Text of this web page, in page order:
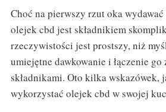
Choć na pierwszy rzut oka wydawać
olejek cbd jest składnikiem
rzeczywistości jest prostszy, niż
umiejętne dawkowanie i łączenie
składnikami. Oto kilka wskazówek,
wykorzystać olejek cbd w swojej